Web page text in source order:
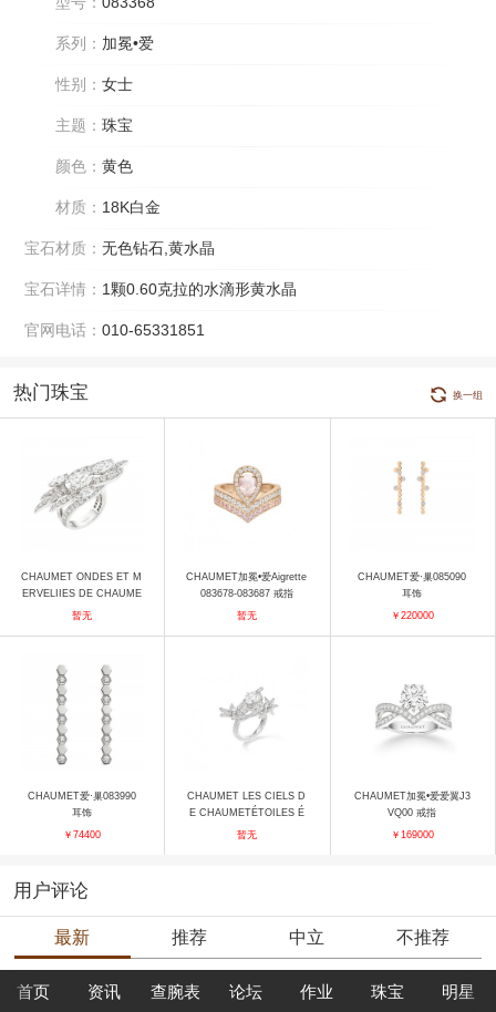
系列： 加冕•爱
性别： 女士
主题： 珠宝
颜色： 黄色
材质： 18K白金
宝石材质： 无色钻石,黄水晶
宝石详情： 1颗0.60克拉的水滴形黄水晶
官网电话： 010-65331851
热门珠宝 换一组
CHAUMET ONDES ET M
ERVELIIES DE CHAUME
T瀚海史诗高定珠宝ONDE
暂无
CHAUMET加冕•爱Aigrette
083678-083687 戒指
暂无
CHAUMET爱·巢085090
耳饰
￥220000
CHAUMET爱·巢083990
耳饰
￥74400
CHAUMET LES CIELS D
E CHAUMETÉTOILES É
TOILES 083768 戒指
暂无
CHAUMET加冕•爱爱翼J3
VQ00 戒指
￥169000
用户评论
最新 推荐 中立 不推荐
首页 资讯 查腕表 论坛 作业 珠宝 明星